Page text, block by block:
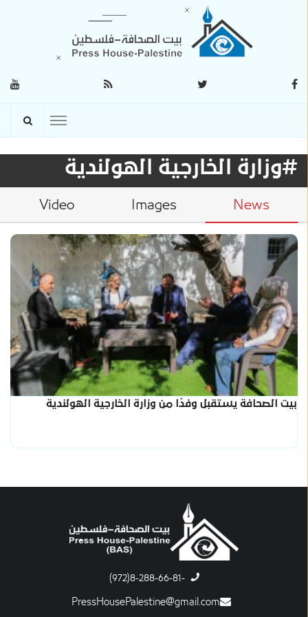
#وزارة الخارجية الهولندية
News
Images
Video
بيت الصحافة يستقبل وفدًا من وزارة الخارجية الهولندية
-8-288-66-81(972)
PressHousePalestine@gmail.com